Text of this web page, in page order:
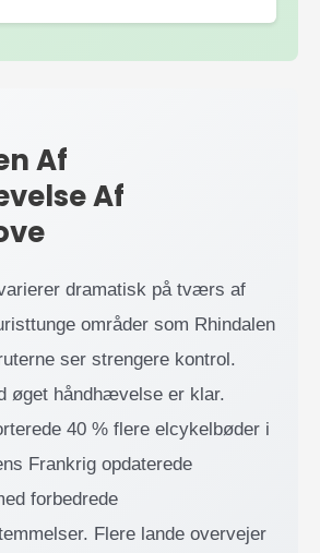
Af
Af
dramatisk på tværs af
områder som Rhindalen
ser strengere kontrol.
øget håndhævelse er klar.
40 % flere elcykelbøder i
Frankrig opdaterede
forbedrede
Flere lande overvejer